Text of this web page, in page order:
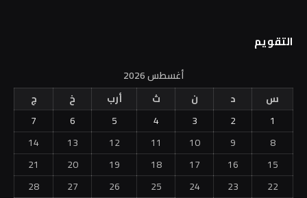
التقويم
أغسطس 2026
س
د ن ث أرب خ
ج
1
2
3
4
5
6
7
8
9
10
11
12
13
14
15
16
17
18
19
20
21
22
23
24
25
26
27
28